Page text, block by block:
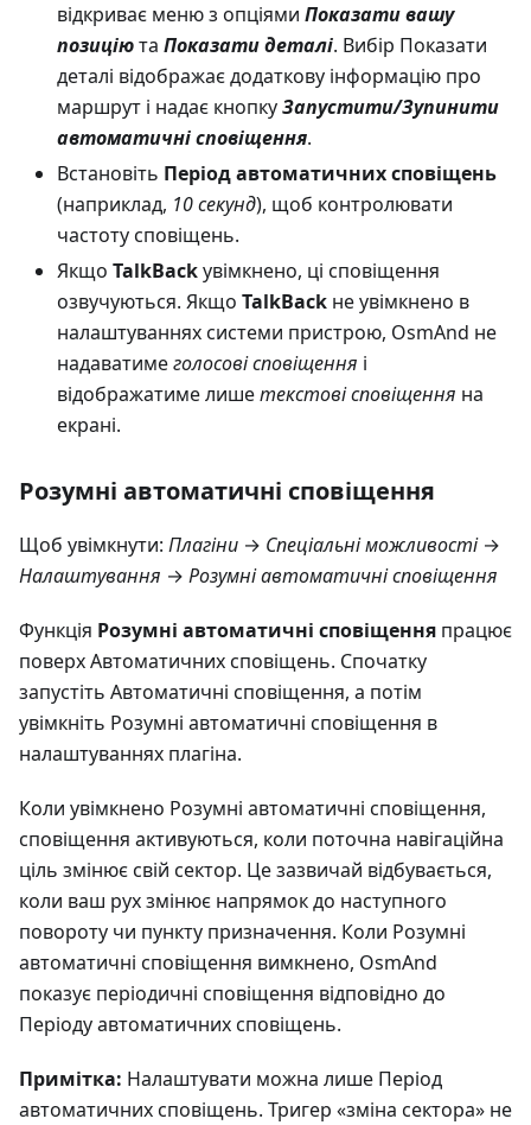
відкриває меню з опціями Показати вашу
позиціюта Показати деталі. Вибір Показати
деталі відображає додаткову інформацію про
маршрут і надає кнопкуЗапустити/Зупинити
автоматичні сповіщення.
Встановіть Період автоматичних сповіщень
(наприклад, 10 секунд), щоб контролювати
частоту сповіщень.
Якщо TalkBackувімкнено, ці сповіщення
озвучуються. Якщо TalkBack не увімкнено в
налаштуваннях системи пристрою, OsmAnd не
надаватимеголосові сповіщення і
відображатиме лишетекстові сповіщення на
екрані.
Розумні автоматичні сповіщення
Щоб увімкнути: Плагіни → Спеціальні можливості→
Налаштування → Розумні автоматичні сповіщення
Функція Розумні автоматичні сповіщення працює
поверх Автоматичних сповіщень. Спочатку
запустіть Автоматичні сповіщення, а потім
увімкніть Розумні автоматичні сповіщення в
налаштуваннях плагіна.
Коли увімкнено Розумні автоматичні сповіщення,
сповіщення активуються, коли поточна навігаційна
ціль змінює свій сектор. Це зазвичай відбувається,
коли ваш рух змінює напрямок до наступного
повороту чи пункту призначення. Коли Розумні
автоматичні сповіщення вимкнено, OsmAnd
показує періодичні сповіщення відповідно до
Періоду автоматичних сповіщень.
Примітка: Налаштувати можна лише Період
автоматичних сповіщень. Тригер «зміна сектора» не